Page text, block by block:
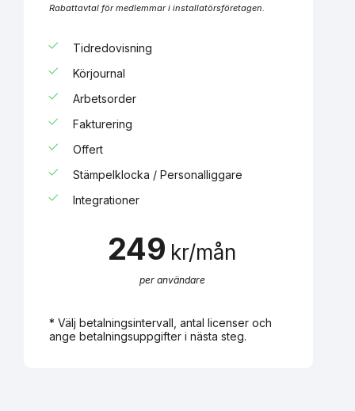
Rabattavtal för medlemmar i installatörsföretagen.
Tidredovisning
Körjournal
Arbetsorder
Fakturering
Offert
Stämpelklocka / Personalliggare
Integrationer
249 kr/mån
per användare
* Välj betalningsintervall, antal licenser och
ange betalningsuppgifter i nästa steg.